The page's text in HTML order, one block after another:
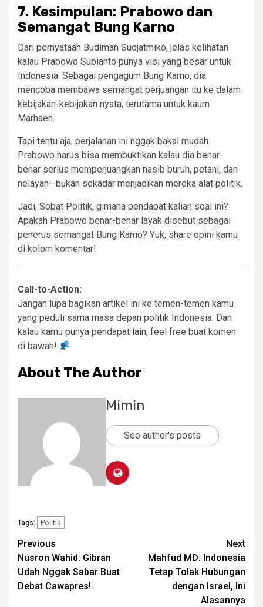
7. Kesimpulan: Prabowo dan
Semangat Bung Karno
Dari pernyataan Budiman Sudjatmiko, jelas kelihatan
kalau Prabowo Subianto punya visi yang besar untuk
Indonesia. Sebagai pengagum Bung Karno, dia
mencoba membawa semangat perjuangan itu ke dalam
kebijakan-kebijakan nyata, terutama untuk kaum
Marhaen.
Tapi tentu aja, perjalanan ini nggak bakal mudah.
Prabowo harus bisa membuktikan kalau dia benar-
benar serius memperjuangkan nasib buruh, petani, dan
nelayan—bukan sekadar menjadikan mereka alat politik.
Jadi, Sobat Politik, gimana pendapat kalian soal ini?
Apakah Prabowo benar-benar layak disebut sebagai
penerus semangat Bung Karno? Yuk, share opini kamu
di kolom komentar!
Call-to-Action:
Jangan lupa bagikan artikel ini ke temen-temen kamu
yang peduli sama masa depan politik Indonesia. Dan
kalau kamu punya pendapat lain, feel free buat komen
di bawah!
About The Author
Mimin
See author's posts
Tags: Politik
Post
navigation
Previous
Nusron Wahid: Gibran
Udah Nggak Sabar Buat
Debat Cawapres!
Next
Mahfud MD: Indonesia
Tetap Tolak Hubungan
dengan Israel, Ini
Alasannya